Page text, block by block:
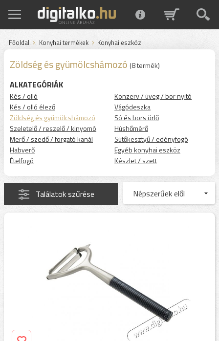
Főoldal Konyhai termékek Konyhai eszköz
Zöldség és gyümölcshámozó (8 termék)
ALKATEGÓRIÁK
Kés / olló
Kés / olló élező
Zöldség és gyümölcshámozó
Szeletelő / reszelő / kinyomó
Merő / szedő / forgató kanál
Habverő
Ételfogó
Konzerv / üveg / bor nyitó
Vágódeszka
Só és bors örlő
Húshőmérő
Sütőkesztyű / edényfogó
Egyéb konyhai eszköz
Készlet / szett
Találatok szűrése